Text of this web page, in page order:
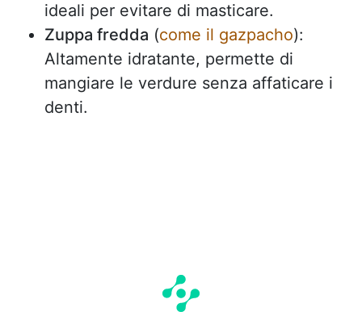
ideali per evitare di masticare.
Zuppa fredda (come il gazpacho):
Altamente idratante, permette di
mangiare le verdure senza affaticare i
denti.